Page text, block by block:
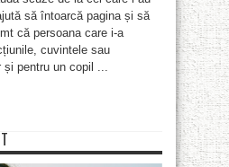
să întoarcă pagina și să
că persoana care i-a
cuvintele sau
și pentru un copil ...